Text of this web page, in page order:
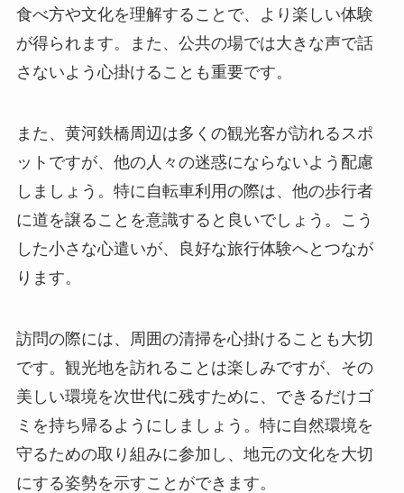
食べ方や文化を理解することで、より楽しい体験
が得られます。また、公共の場では大きな声で話
さないよう心掛けることも重要です。
また、黄河鉄橋周辺は多くの観光客が訪れるスポ
ットですが、他の人々の迷惑にならないよう配慮
しましょう。特に自転車利用の際は、他の歩行者
に道を譲ることを意識すると良いでしょう。こう
した小さな心遣いが、良好な旅行体験へとつなが
ります。
訪問の際には、周囲の清掃を心掛けることも大切
です。観光地を訪れることは楽しみですが、その
美しい環境を次世代に残すために、できるだけゴ
ミを持ち帰るようにしましょう。特に自然環境を
守るための取り組みに参加し、地元の文化を大切
にする姿勢を示すことができます。